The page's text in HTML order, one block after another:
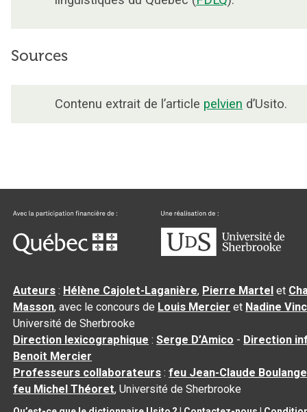
Sources
Contenu extrait de l’article pelvien d’Usito.
Auteurs : Hélène Cajolet-Laganière, Pierre Martel et
Masson, avec le concours de Louis Mercier et Nadine
Université de Sherbrooke
Direction lexicographique :Serge D’Amico - Direction
Benoit Mercier
Professeurs collaborateurs :feu Jean-Claude
feu Michel Théoret, Université de Sherbrooke